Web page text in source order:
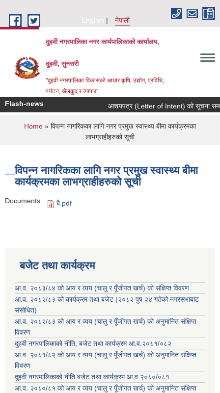
English
नेपाली
दुहवी नगरपालिका नगर कार्यपालिकाको कार्यालय,
दुहवी, सुनसरी
"दुहवी नगरपालिका विकासको आधार कृषि, उद्योग, प्रविधि,
पर्यटन, खेलकुद र व्यापार"
Flash-news आशयपत्र (Letter of Intent) को सूचना
You are here
Home » विपन्न नागरिकका लागि नगर प्रमुख स्वास्थ्य बीमा कार्यक्रमका
लाभग्राहीहरुको सूची
विपन्न नागरिकका लागि नगर प्रमुख स्वास्थ्य बीमा
कार्यक्रमका लाभग्राहीहरुको सूची
Documents: बै.pdf
बजेट तथा कार्यक्रम
आ.व. २०८३/८४ को आय र व्यय (चालु र पूँजीगत खर्च) को संक्षिप्त विवरण
आ.व. २०८२/८३ को कार्यक्रम तथा बजेट (२०८२ पुष २४ गतेको नगरसभाबाट
संसोधित)
आ.व. २०८२/८३ को आय र व्यय (चालु र पूँजीगत खर्च) को अनुमानित संक्षिप्त
विवरण
दुहवी नगरपालिकाको नीति, बजेट तथा कार्यक्रम आ.व.२०८१/०८२
आ.व. २०८१/८२ को आय र व्यय (चालु र पूँजीगत खर्च) को अनुमानित संक्षिप्त
विवरण
दुहवी नगरपालिकाको नीति बजेट तथा कार्यक्रम आ.व.२०८०/०८१
आ.व. २०८०/८१ को आय र व्यय (चालु र पूँजीगत खर्च) को अनुमानित संक्षिप्त